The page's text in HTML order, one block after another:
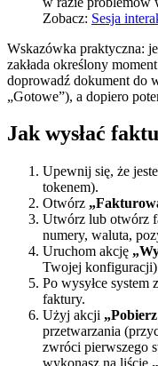
Zobacz: Sesja
Wskazówka praktyczna:
zakłada określony
doprowadź dokument do
„Gotowe”), a dopiero
Jak wysłać
Upewnij się, że
tokenem).
Otwórz
Utwórz lub otwórz
numery, waluta,
Uruchom akcję
Twojej
Po wysyłce system
faktury.
Użyj akcji
przetwarzania
zwróci pierwszego